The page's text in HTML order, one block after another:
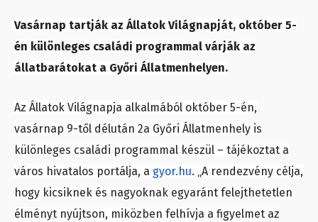
Vasárnap tartják az Állatok Világnapját, október 5-
én különleges családi programmal várják az
állatbarátokat a Győri Állatmenhelyen.
Az Állatok Világnapja alkalmából október 5-én,
vasárnap 9-től délután 2a Győri Állatmenhely is
különleges családi programmal készül – tájékoztat a
város hivatalos portálja, a gyor.hu. „A rendezvény célja,
hogy kicsiknek és nagyoknak egyaránt felejthetetlen
élményt nyújtson, miközben felhívja a figyelmet az